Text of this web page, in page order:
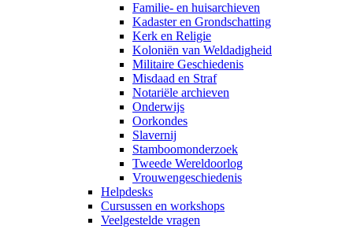
Familie- en huisarchieven
Kadaster en Grondschatting
Kerk en Religie
Koloniën van Weldadigheid
Militaire Geschiedenis
Misdaad en Straf
Notariële archieven
Onderwijs
Oorkondes
Slavernij
Stamboomonderzoek
Tweede Wereldoorlog
Vrouwengeschiedenis
Helpdesks
Cursussen en workshops
Veelgestelde vragen